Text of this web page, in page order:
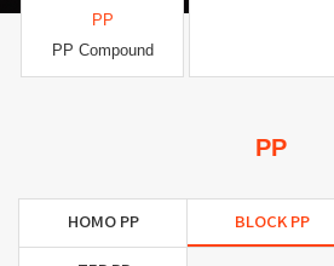
PP
PP Compound
PP
HOMO PP BLOCK PP